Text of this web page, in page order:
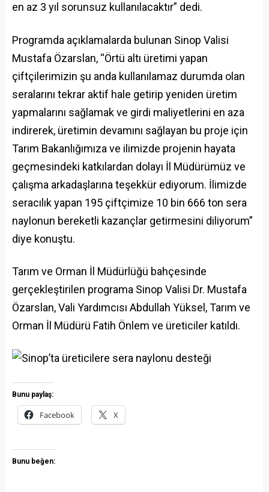
en az 3 yıl sorunsuz kullanılacaktır” dedi.
Programda açıklamalarda bulunan Sinop Valisi
Mustafa Özarslan, “Örtü altı üretimi yapan
çiftçilerimizin şu anda kullanılamaz durumda olan
seralarını tekrar aktif hale getirip yeniden üretim
yapmalarını sağlamak ve girdi maliyetlerini en aza
indirerek, üretimin devamını sağlayan bu proje için
Tarım Bakanlığımıza ve ilimizde projenin hayata
geçmesindeki katkılardan dolayı İl Müdürümüz ve
çalışma arkadaşlarına teşekkür ediyorum. İlimizde
seracılık yapan 195 çiftçimize 10 bin 666 ton sera
naylonun bereketli kazançlar getirmesini diliyorum”
diye konuştu.
Tarım ve Orman İl Müdürlüğü bahçesinde
gerçekleştirilen programa Sinop Valisi Dr. Mustafa
Özarslan, Vali Yardımcısı Abdullah Yüksel, Tarım ve
Orman İl Müdürü Fatih Önlem ve üreticiler katıldı.
Bunu paylaş:
Facebook X
Bunu beğen: